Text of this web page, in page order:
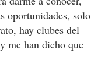
oportunidades, solo
hay clubes del
me han dicho que